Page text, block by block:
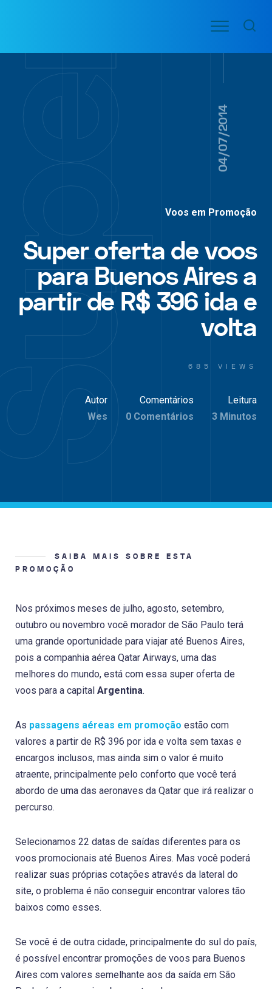
conteúdo
VOO
AÉREAS
Menu
04/07/2014
Voos em Promoção
Super oferta de voos
para Buenos Aires a
partir de R$ 396 ida e
volta
685 VIEWS
Autor
Wes
Comentários
0 Comentários
Leitura
3 Minutos
SAIBA MAIS SOBRE ESTA
PROMOÇÃO
Nos próximos meses de julho, agosto, setembro,
outubro ou novembro você morador de São Paulo terá
uma grande oportunidade para viajar até Buenos Aires,
pois a companhia aérea Qatar Airways, uma das
melhores do mundo, está com essa super oferta de
voos para a capital Argentina.
As passagens aéreas em promoção estão com
valores a partir de R$ 396 por ida e volta sem taxas e
encargos inclusos, mas ainda sim o valor é muito
atraente, principalmente pelo conforto que você terá
abordo de uma das aeronaves da Qatar que irá realizar o
percurso.
Selecionamos 22 datas de saídas diferentes para os
voos promocionais até Buenos Aires. Mas você poderá
realizar suas próprias cotações através da lateral do
site, o problema é não conseguir encontrar valores tão
baixos como esses.
Se você é de outra cidade, principalmente do sul do país,
é possível encontrar promoções de voos para Buenos
Aires com valores semelhante aos da saída em São